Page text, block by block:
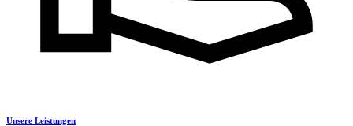
Unsere Leistungen